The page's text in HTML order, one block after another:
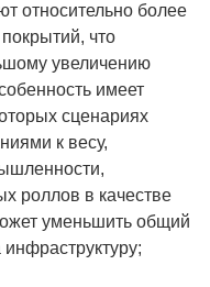
относительно более
что
увеличению
имеет
сценариях
к весу,
роллов в качестве
уменьшить общий